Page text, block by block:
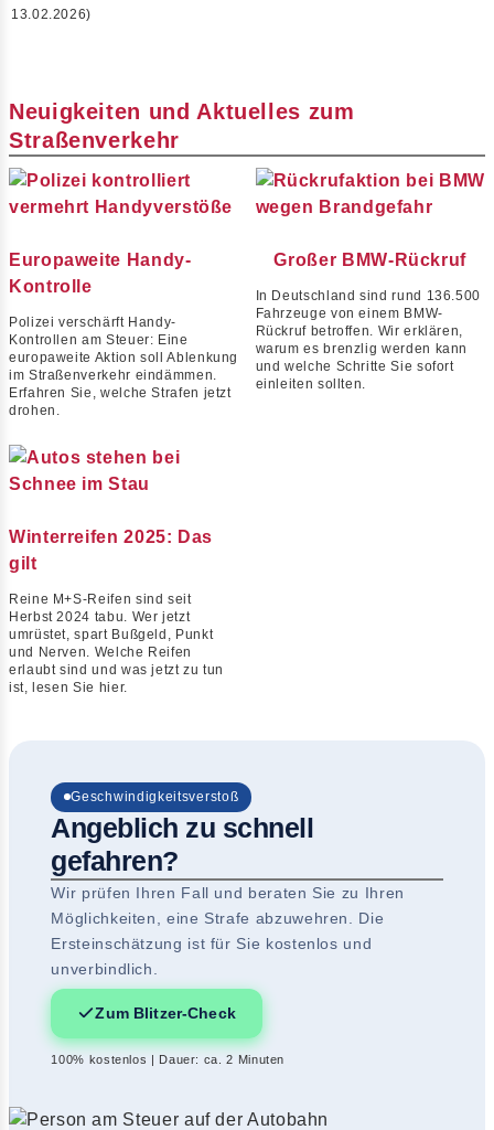
13.02.2026)
Neuigkeiten und Aktuelles zum
Straßenverkehr
Europaweite Handy-
Kontrolle
Polizei verschärft Handy-
Kontrollen am Steuer: Eine
europaweite Aktion soll Ablenkung
im Straßenverkehr eindämmen.
Erfahren Sie, welche Strafen jetzt
drohen.
Großer BMW-Rückruf
In Deutschland sind rund 136.500
Fahrzeuge von einem BMW-
Rückruf betroffen. Wir erklären,
warum es brenzlig werden kann
und welche Schritte Sie sofort
einleiten sollten.
Winterreifen 2025: Das
gilt
Reine M+S-Reifen sind seit
Herbst 2024 tabu. Wer jetzt
umrüstet, spart Bußgeld, Punkt
und Nerven. Welche Reifen
erlaubt sind und was jetzt zu tun
ist, lesen Sie hier.
Geschwindigkeitsverstoß
Angeblich zu schnell
gefahren?
Wir prüfen Ihren Fall und beraten Sie zu Ihren
Möglichkeiten, eine Strafe abzuwehren. Die
Ersteinschätzung ist für Sie kostenlos und
unverbindlich.
Zum Blitzer-Check
100% kostenlos | Dauer: ca. 2 Minuten